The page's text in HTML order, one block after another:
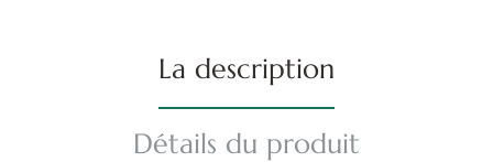
La description
Détails du produit